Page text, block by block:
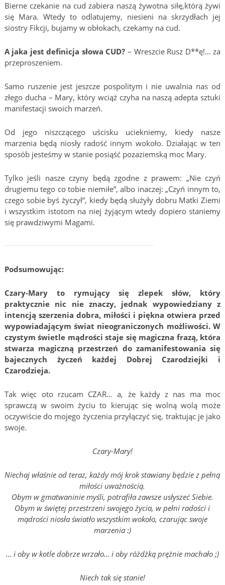
Bierne czekanie na cud zabiera naszą żywotna siłę,którą żywi
się Mara. Wtedy to odlatujemy, niesieni na skrzydłach jej
siostry Fikcji, bujamy w obłokach, czekamy na cud.
A jaka jest definicja słowa CUD? – Wreszcie Rusz D**ę!… za
przeproszeniem.
Samo ruszenie jest jeszcze pospolitym i nie uwalnia nas od
złego ducha – Mary, który wciąż czyha na naszą adepta sztuki
manifestacji swoich marzeń.
Od jego niszczącego uścisku uciekniemy, kiedy nasze
marzenia będą niosły radość innym wokoło. Działając w ten
sposób jesteśmy w stanie posiąść pozaziemską moc Mary.
Tylko jeśli nasze czyny będą zgodne z prawem: „Nie czyń
drugiemu tego co tobie niemiłe”, albo inaczej: „Czyń innym to,
czego sobie byś życzył”, kiedy będą służyły dobru Matki Ziemi
i wszystkim istotom na niej żyjącym wtedy dopiero staniemy
się prawdziwymi Magami.
Podsumowując:
Czary-Mary to rymujący się zlepek słów, który
praktycznie nic nie znaczy, jednak wypowiedziany z
intencją szerzenia dobra, miłości i piękna otwiera przed
wypowiadającym świat nieograniczonych możliwości. W
czystym świetle mądrości staje się magiczna frazą, która
stwarza magiczną przestrzeń do zamanifestowania się
bajecznych życzeń każdej Dobrej Czarodziejki i
Czarodzieja.
Tak więc oto rzucam CZAR… a, że każdy z nas ma moc
sprawczą w swoim życiu to kierując się wolną wolą może
oczywiście do mojego życzenia przyłączyć się, traktując je jako
swoje.
Czary-Mary!
Niechaj właśnie od teraz, każdy mój krok stawiany będzie z pełną
miłości uważnością.
Obym w gmatwaninie myśli, potrafiła zawsze usłyszeć Siebie.
Obym w świętej przestrzeni swojego życia, w pełni radości i
mądrości niosła światło wszystkim wokoło, czarując swoje
marzenia :)
… i oby w kotle dobrze wrzało… i oby różdżką prężnie machało ;)
Niech tak się stanie!